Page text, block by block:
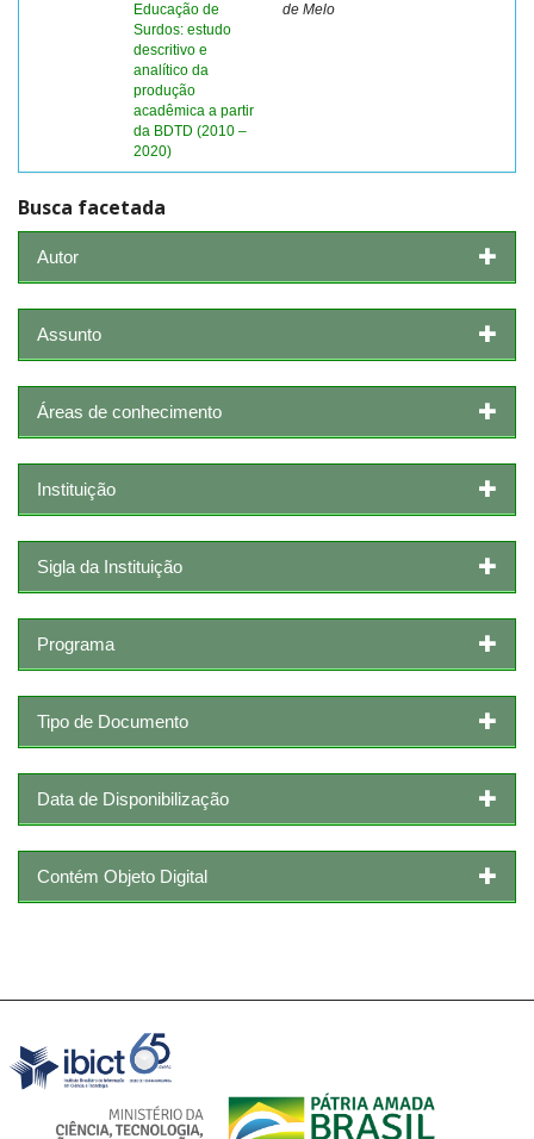
Educação de
Surdos: estudo
descritivo e
analítico da
produção
acadêmica a partir
da BDTD (2010 –
2020)
de Melo
Busca facetada
Autor
Assunto
Áreas de conhecimento
Instituição
Sigla da Instituição
Programa
Tipo de Documento
Data de Disponibilização
Contém Objeto Digital